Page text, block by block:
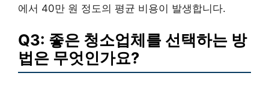
에서 40만 원 정도의 평균 비용이 발생합니다.
Q3: 좋은 청소업체를 선택하는 방
법은 무엇인가요?